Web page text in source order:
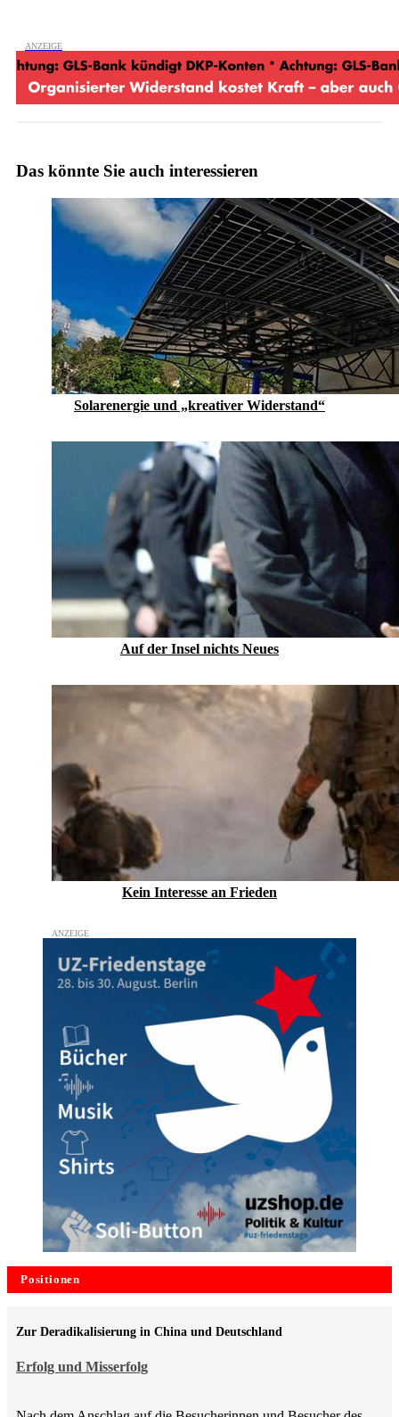
Das könnte Sie auch interessieren
Solarenergie und „kreativer Widerstand“
Auf der Insel nichts Neues
Kein Inte­resse an Frieden
Positionen
Erfolg und Misserfolg
Zur Deradikalisierung in China und Deutschland